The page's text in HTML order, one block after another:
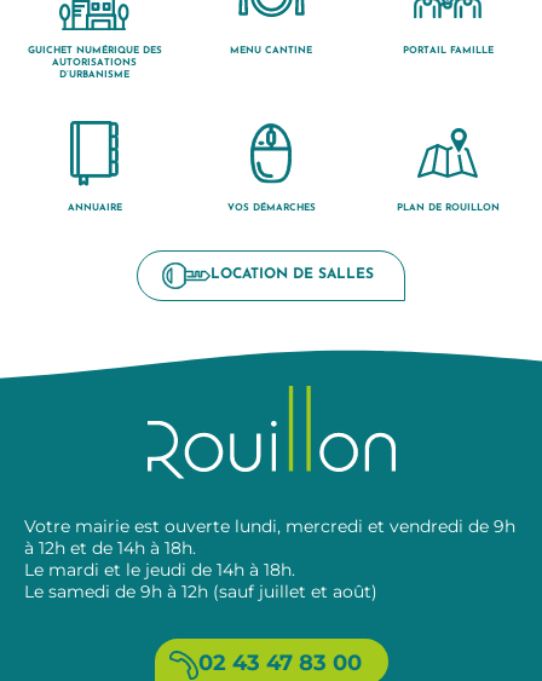
GUICHET NUMÉRIQUE DES
AUTORISATIONS
D’URBANISME
MENU CANTINE PORTAIL FAMILLE
ANNUAIRE VOS DÉMARCHES PLAN DE ROUILLON
LOCATION DE SALLES
Votre mairie est ouverte lundi, mercredi et vendredi de 9h
à 12h et de 14h à 18h.
Le mardi et le jeudi de 14h à 18h.
Le samedi de 9h à 12h (sauf juillet et août)
02 43 47 83 00